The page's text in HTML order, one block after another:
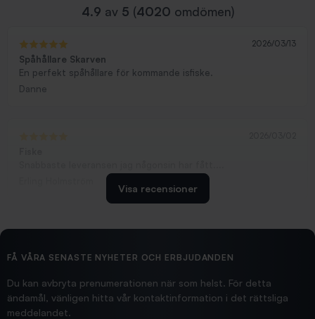
4.9 av 5 (4020 omdömen)
2026/03/13
Spåhållare Skarven
En perfekt spåhållare för kommande isfiske.
Danne
2026/02/19
Hittade exakt vad jag behövde. Snabb och bra...
Visa recensioner
FÅ VÅRA SENASTE NYHETER OCH ERBJUDANDEN
Du kan avbryta prenumerationen när som helst. För detta
ändamål, vänligen hitta vår kontaktinformation i det rättsliga
meddelandet.